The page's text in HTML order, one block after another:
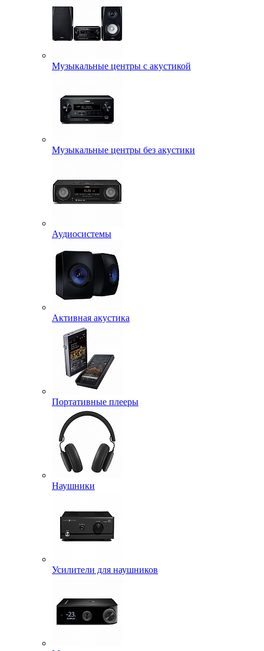
Музыкальные центры с акустикой
Музыкальные центры без акустики
Аудиосистемы
Активная акустика
Портативные плееры
Наушники
Усилители для наушников